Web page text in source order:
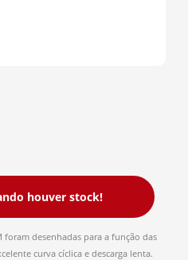
houver stock!
foram desenhadas para a função das
curva cíclica e descarga lenta.